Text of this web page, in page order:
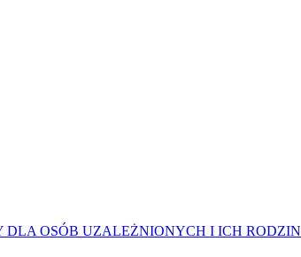
DLA OSÓB UZALEŻNIONYCH I ICH RODZIN